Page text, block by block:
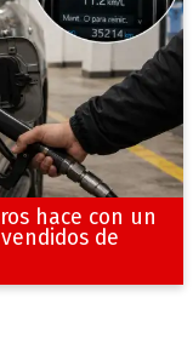
hace con un
de